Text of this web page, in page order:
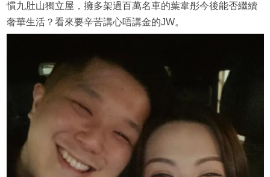
慣九肚山獨立屋，擁多架過百萬名車的葉韋彤今後能否繼續
奢華生活？看來要辛苦講心唔講金的JW。